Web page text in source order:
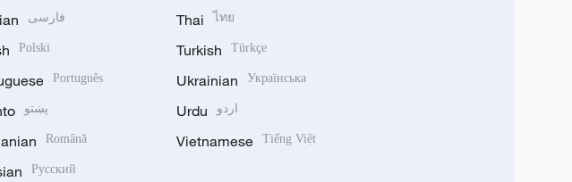
فارسی
Polski
Português
پښتو
Română
Русский
Thai ไทย
Turkish Türkçe
Ukrainian Українська
Urdu اردو
Vietnamese Tiếng Việt